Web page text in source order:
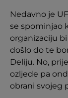
Nedavno je
se spominjao
organizaciju
došlo do te
Deliju. No,
ozljede pa
obrani svojeg